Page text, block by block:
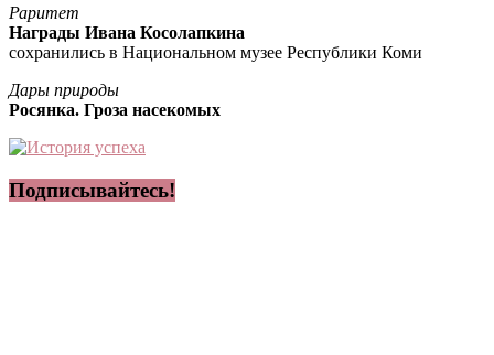
Раритет
Награды Ивана Косолапкина
сохранились в Национальном музее Республики Коми
Дары природы
Росянка. Гроза насекомых
Подписывайтесь!